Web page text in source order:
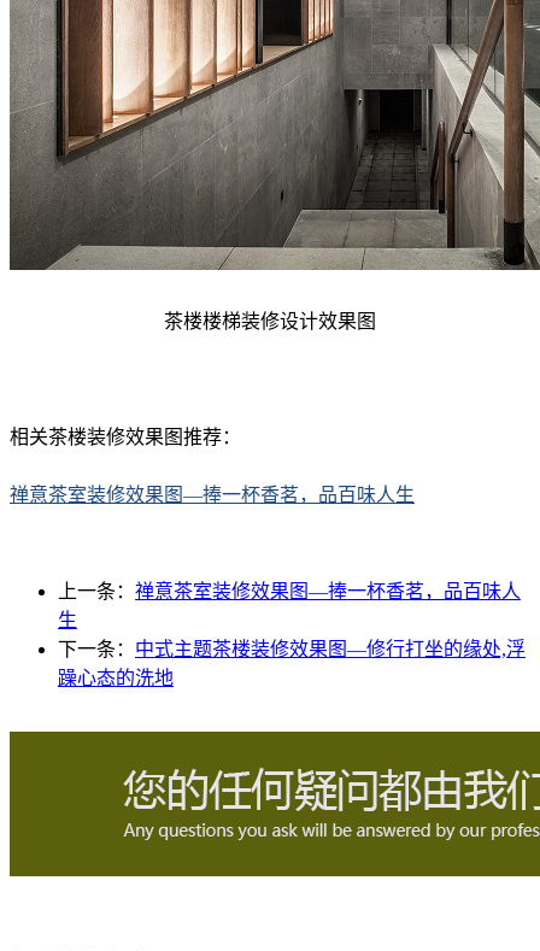
茶楼楼梯装修设计效果图
相关茶楼装修效果图推荐：
禅意茶室装修效果图—捧一杯香茗，品百味人生
上一条： 禅意茶室装修效果图—捧一杯香茗，品百味人
生
下一条： 中式主题茶楼装修效果图—修行打坐的缘处,浮
躁心态的洗地